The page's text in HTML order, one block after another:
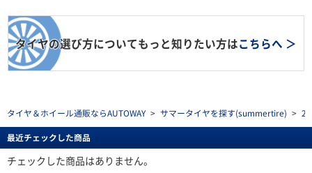
タイヤの選び方についてもっと知りたい方はこちらへ ＞
タイヤ＆ホイール通販ならAUTOWAY > サマータイヤを探す(summertire) >
最近チェックした商品
チェックした商品はありません。